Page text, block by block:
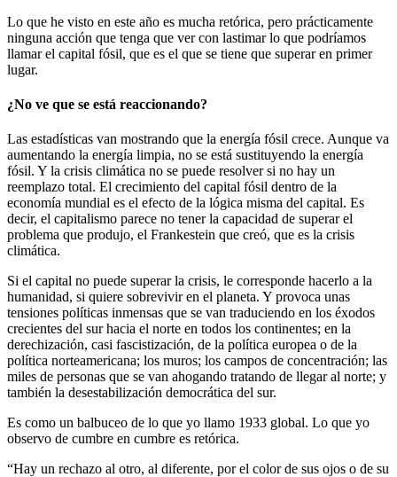
Lo que he visto en este año es mucha retórica, pero prácticamente
ninguna acción que tenga que ver con lastimar lo que podríamos
llamar el capital fósil, que es el que se tiene que superar en primer
lugar.
¿No ve que se está reaccionando?
Las estadísticas van mostrando que la energía fósil crece. Aunque va
aumentando la energía limpia, no se está sustituyendo la energía
fósil. Y la crisis climática no se puede resolver si no hay un
reemplazo total. El crecimiento del capital fósil dentro de la
economía mundial es el efecto de la lógica misma del capital. Es
decir, el capitalismo parece no tener la capacidad de superar el
problema que produjo, el Frankestein que creó, que es la crisis
climática.
Si el capital no puede superar la crisis, le corresponde hacerlo a la
humanidad, si quiere sobrevivir en el planeta. Y provoca unas
tensiones políticas inmensas que se van traduciendo en los éxodos
crecientes del sur hacia el norte en todos los continentes; en la
derechización, casi fascistización, de la política europea o de la
política norteamericana; los muros; los campos de concentración; las
miles de personas que se van ahogando tratando de llegar al norte; y
también la desestabilización democrática del sur.
Es como un balbuceo de lo que yo llamo 1933 global. Lo que yo
observo de cumbre en cumbre es retórica.
“Hay un rechazo al otro, al diferente, por el color de sus ojos o de su